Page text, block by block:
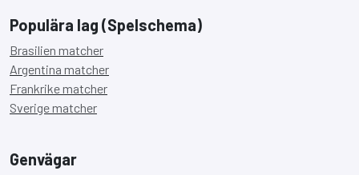
Populära lag (Spelschema)
Brasilien matcher
Argentina matcher
Frankrike matcher
Sverige matcher
Genvägar